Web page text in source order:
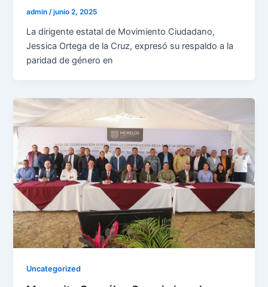
admin /junio 2, 2025
La dirigente estatal de Movimiento Ciudadano,
Jessica Ortega de la Cruz, expresó su respaldo a la
paridad de género en
Uncategorized